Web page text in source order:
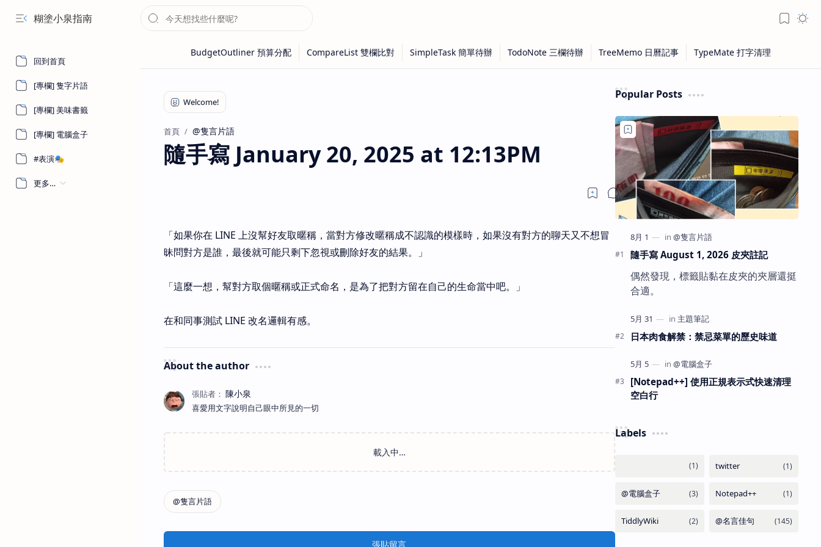
糊塗小泉指南
回到首頁
[專欄] 隻字片語
[專欄] 美味書籤
[專欄] 電腦盒子
#表演🎭
更多…
首頁 @隻言片語
隨手寫 January 20, 2025 at 12:13PM
「如果你在 LINE 上沒幫好友取暱稱，當對方修改暱稱成不認識的模樣時，如果沒有對方的聊天又不想冒
昧問對方是誰，最後就可能只剩下忽視或刪除好友的結果。」
「這麼一想，幫對方取個暱稱或正式命名，是為了把對方留在自己的生命當中吧。」
在和同事測試 LINE 改名邏輯有感。
About the author
喜愛用文字說明自己眼中所見的一切
張貼留言
Popular Posts
隨手寫 August 1, 2026 皮夾註記
偶然發現，標籤貼黏在皮夾的夾層還挺
合適。
日本肉食解禁：禁忌菜單的歷史味道
[Notepad++] 使用正規表示式快速清理
空白行
Labels